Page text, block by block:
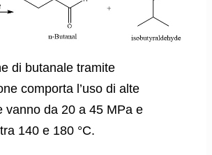
di butanale tramite
comporta l’uso di alte
vanno da 20 a 45 MPa e
140 e 180 °C.